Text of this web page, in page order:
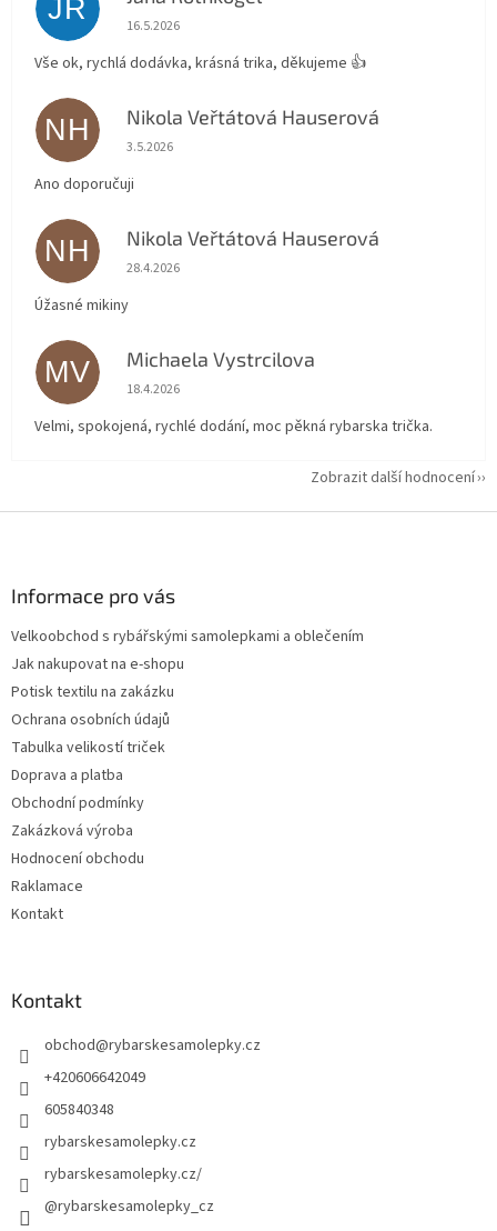
JR Hodnocení obchodu je 5 z 5 hvězdiček.
16.5.2026
Vše ok, rychlá dodávka, krásná trika, děkujeme 👍
NH Nikola Veřtátová Hauserová
Hodnocení obchodu je 5 z 5 hvězdiček.
3.5.2026
Ano doporučuji
NH Nikola Veřtátová Hauserová
Hodnocení obchodu je 5 z 5 hvězdiček.
28.4.2026
Úžasné mikiny
MV Michaela Vystrcilova
Hodnocení obchodu je 5 z 5 hvězdiček.
18.4.2026
Velmi, spokojená, rychlé dodání, moc pěkná rybarska trička.
Zobrazit další hodnocení
Informace pro vás
Velkoobchod s rybářskými samolepkami a oblečením
Jak nakupovat na e-shopu
Potisk textilu na zakázku
Ochrana osobních údajů
Tabulka velikostí triček
Doprava a platba
Obchodní podmínky
Zakázková výroba
Hodnocení obchodu
Raklamace
Kontakt
Kontakt
obchod@rybarskesamolepky.cz
+420606642049
605840348
rybarskesamolepky.cz
rybarskesamolepky.cz/
@rybarskesamolepky_cz